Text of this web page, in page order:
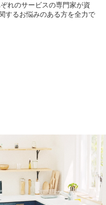
れのサービスの専門家が資
するお悩みのある方を全力で